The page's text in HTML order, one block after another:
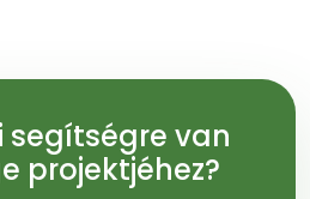
segítségre van
projektjéhez?